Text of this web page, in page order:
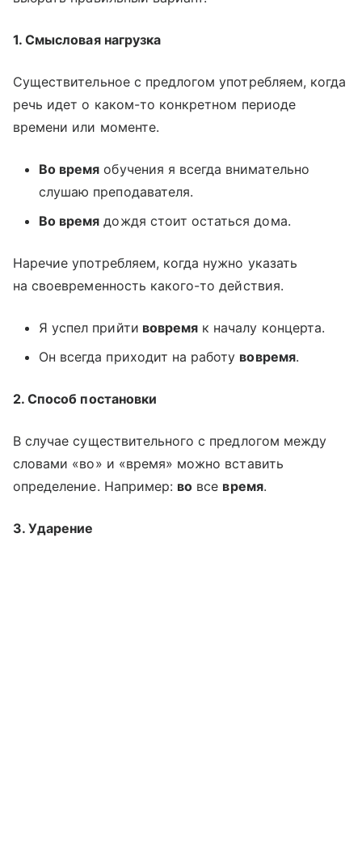
1. Смысловая нагрузка
Существительное с предлогом употребляем, когда
речь идет о каком-то конкретном периоде
времени или моменте.
Во время обучения я всегда внимательно
слушаю преподавателя.
Во время дождя стоит остаться дома.
Наречие употребляем, когда нужно указать
на своевременность какого-то действия.
Я успел прийти вовремя к началу концерта.
Он всегда приходит на работу вовремя.
2. Способ постановки
В случае существительного с предлогом между
словами «во» и «время» можно вставить
определение. Например: во все время.
3. Ударение